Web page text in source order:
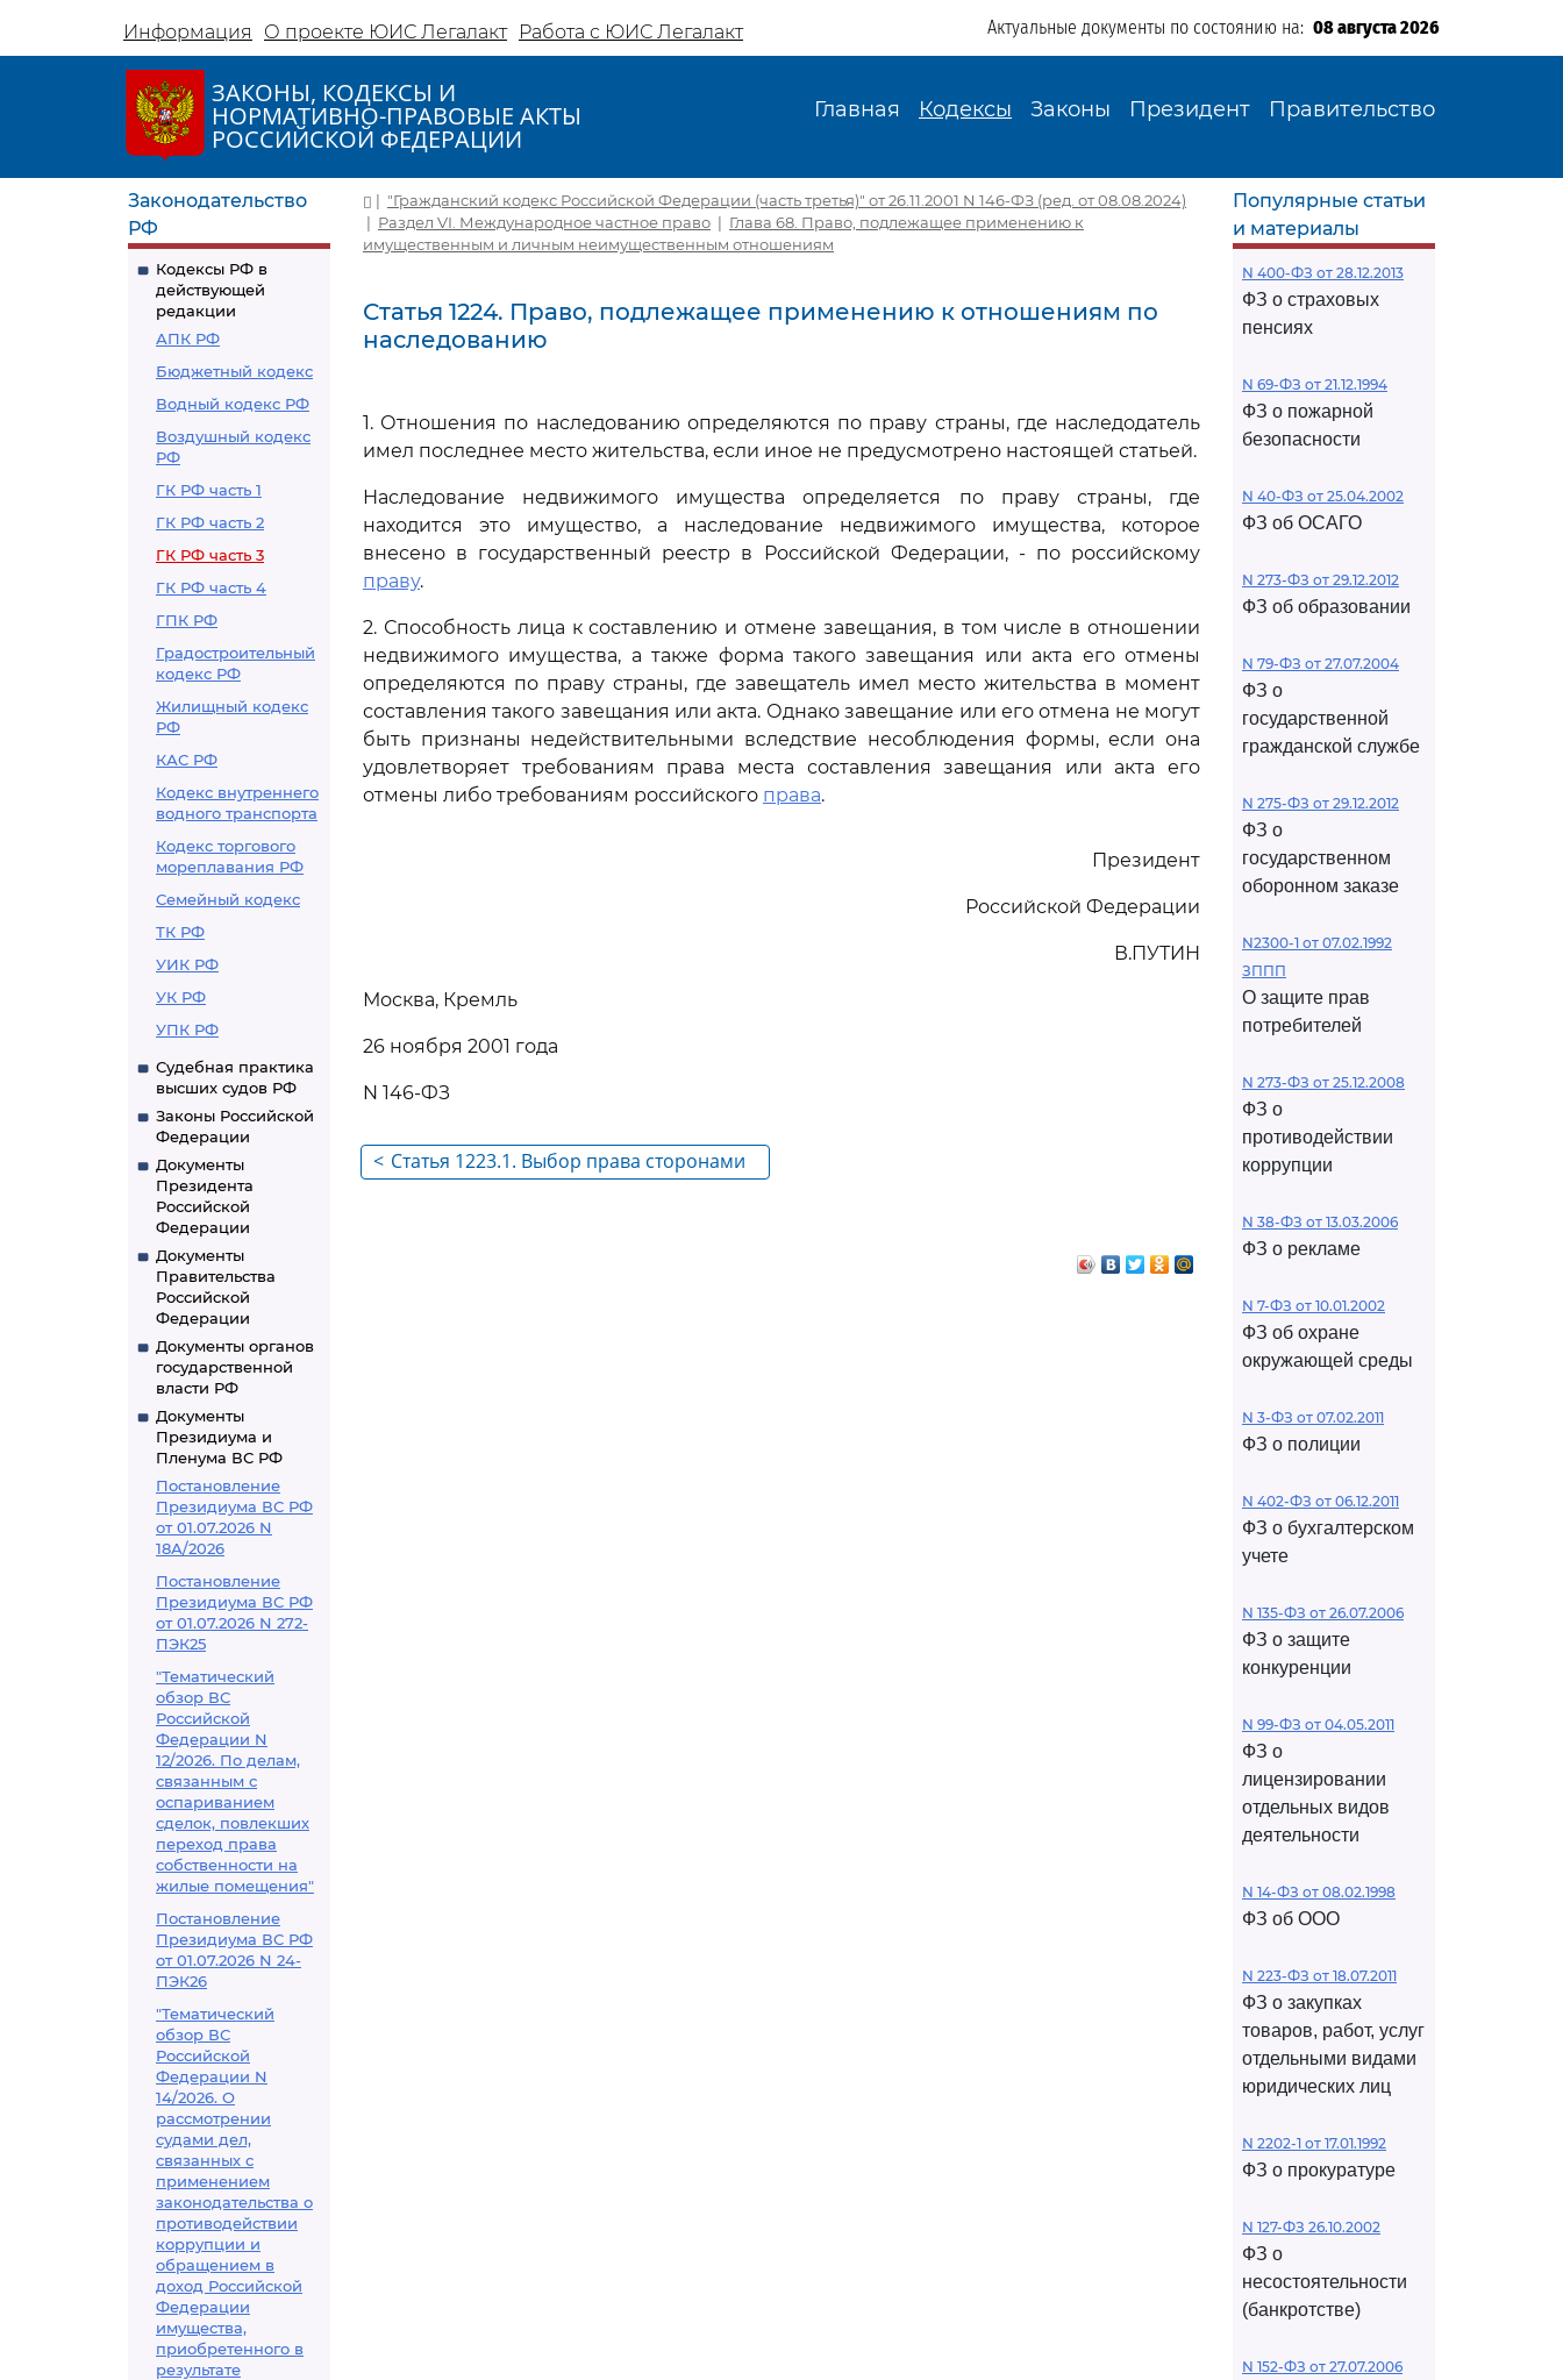
Информация О проекте ЮИС Легалакт Работа с ЮИС Легалакт Актуальные документы по состоянию на: 08 августа 2026
ЗАКОНЫ, КОДЕКСЫ И
НОРМАТИВНО-ПРАВОВЫЕ АКТЫ
РОССИЙСКОЙ ФЕДЕРАЦИИ
Главная Кодексы Законы Президент Правительство
Законодательство
РФ
Кодексы РФ в
действующей
редакции
АПК РФ
Бюджетный кодекс
Водный кодекс РФ
Воздушный кодекс
РФ
ГК РФ часть 1
ГК РФ часть 2
ГК РФ часть 3
ГК РФ часть 4
ГПК РФ
Градостроительный
кодекс РФ
Жилищный кодекс
РФ
КАС РФ
Кодекс внутреннего
водного транспорта
Кодекс торгового
мореплавания РФ
Семейный кодекс
ТК РФ
УИК РФ
УК РФ
УПК РФ
Судебная практика
высших судов РФ
Законы Российской
Федерации
Документы
Президента
Российской
Федерации
Документы
Правительства
Российской
Федерации
Документы органов
государственной
власти РФ
Документы
Президиума и
Пленума ВС РФ
Постановление
Президиума ВС РФ
от 01.07.2026 N
18А/2026
Постановление
Президиума ВС РФ
от 01.07.2026 N 272-
ПЭК25
"Тематический
обзор ВС
Российской
Федерации N
12/2026. По делам,
связанным с
оспариванием
сделок, повлекших
переход права
собственности на
жилые помещения"
Постановление
Президиума ВС РФ
от 01.07.2026 N 24-
ПЭК26
"Тематический
обзор ВС
Российской
Федерации N
14/2026. О
рассмотрении
судами дел,
связанных с
применением
законодательства о
противодействии
коррупции и
обращением в
доход Российской
Федерации
имущества,
приобретенного в
результате
| "Гражданский кодекс Российской Федерации (часть третья)" от 26.11.2001 N 146-ФЗ (ред. от 08.08.2024)
| Раздел VI. Международное частное право | Глава 68. Право, подлежащее применению к
имущественным и личным неимущественным отношениям
Статья 1224. Право, подлежащее применению к отношениям по
наследованию
1. Отношения по наследованию определяются по праву страны, где наследодатель
имел последнее место жительства, если иное не предусмотрено настоящей статьей.
Наследование недвижимого имущества определяется по праву страны, где
находится это имущество, а наследование недвижимого имущества, которое
внесено в государственный реестр в Российской Федерации, - по российскому
праву.
2. Способность лица к составлению и отмене завещания, в том числе в отношении
недвижимого имущества, а также форма такого завещания или акта его отмены
определяются по праву страны, где завещатель имел место жительства в момент
составления такого завещания или акта. Однако завещание или его отмена не могут
быть признаны недействительными вследствие несоблюдения формы, если она
удовлетворяет требованиям права места составления завещания или акта его
отмены либо требованиям российского права.
Президент
Российской Федерации
В.ПУТИН
Москва, Кремль
26 ноября 2001 года
N 146-ФЗ
< Статья 1223.1. Выбор права сторонами
Популярные статьи
и материалы
N 400-ФЗ от 28.12.2013
ФЗ о страховых
пенсиях
N 69-ФЗ от 21.12.1994
ФЗ о пожарной
безопасности
N 40-ФЗ от 25.04.2002
ФЗ об ОСАГО
N 273-ФЗ от 29.12.2012
ФЗ об образовании
N 79-ФЗ от 27.07.2004
ФЗ о
государственной
гражданской службе
N 275-ФЗ от 29.12.2012
ФЗ о
государственном
оборонном заказе
N2300-1 от 07.02.1992
ЗППП
О защите прав
потребителей
N 273-ФЗ от 25.12.2008
ФЗ о
противодействии
коррупции
N 38-ФЗ от 13.03.2006
ФЗ о рекламе
N 7-ФЗ от 10.01.2002
ФЗ об охране
окружающей среды
N 3-ФЗ от 07.02.2011
ФЗ о полиции
N 402-ФЗ от 06.12.2011
ФЗ о бухгалтерском
учете
N 135-ФЗ от 26.07.2006
ФЗ о защите
конкуренции
N 99-ФЗ от 04.05.2011
ФЗ о
лицензировании
отдельных видов
деятельности
N 14-ФЗ от 08.02.1998
ФЗ об ООО
N 223-ФЗ от 18.07.2011
ФЗ о закупках
товаров, работ, услуг
отдельными видами
юридических лиц
N 2202-1 от 17.01.1992
ФЗ о прокуратуре
N 127-ФЗ 26.10.2002
ФЗ о
несостоятельности
(банкротстве)
N 152-ФЗ от 27.07.2006